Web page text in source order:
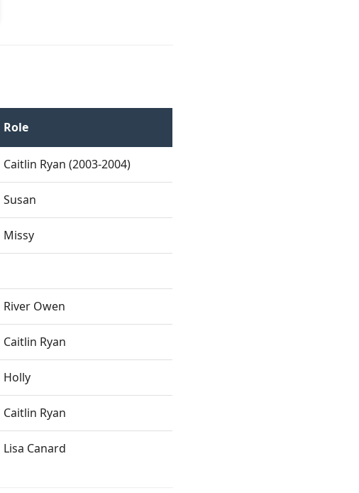
Role
Caitlin Ryan (2003-2004)
Susan
Missy
River Owen
Caitlin Ryan
Holly
Caitlin Ryan
Lisa Canard